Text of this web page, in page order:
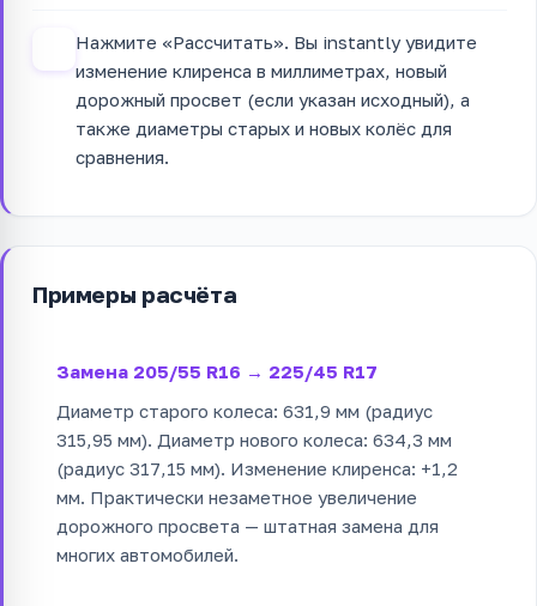
Нажмите «Рассчитать». Вы instantly увидите
изменение клиренса в миллиметрах, новый
дорожный просвет (если указан исходный), а
также диаметры старых и новых колёс для
сравнения.
Примеры расчёта
Замена 205/55 R16 → 225/45 R17
Диаметр старого колеса: 631,9 мм (радиус
315,95 мм). Диаметр нового колеса: 634,3 мм
(радиус 317,15 мм). Изменение клиренса: +1,2
мм. Практически незаметное увеличение
дорожного просвета — штатная замена для
многих автомобилей.